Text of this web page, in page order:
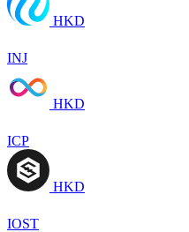
HKD
INJ
HKD
ICP
HKD
IOST